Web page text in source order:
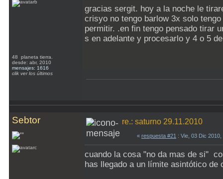
48 planeta tierra.
desde: abr, 2010
mensajes: 1616
clik ver los últimos
gracias sergit. hoy a la noche le
crisyo no tengo barlow 3x solo
permitir. .en fin tengo pensado tirar
s en adelante y procesarlo y 4 o 5
Sebtor re.: saturno 29.11.2010
« respuesta #21 : Vie, 03 Dic
cuando la cosa "no da mas de si"
has llegado a un límite asintótico